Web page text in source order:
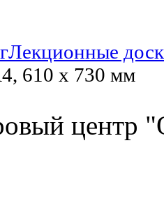
Лекционные
610 х 730 мм
центр